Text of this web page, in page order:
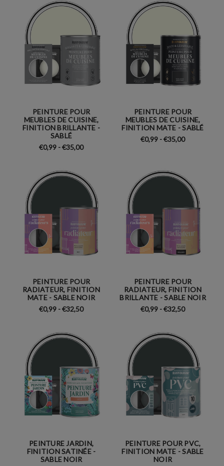
PEINTURE POUR
MEUBLES DE CUISINE,
FINITION BRILLANTE -
SABLÉ
€0,99 - €35,00
PEINTURE POUR
MEUBLES DE CUISINE,
FINITION MATE - SABLÉ
€0,99 - €35,00
PEINTURE POUR
RADIATEUR, FINITION
MATE - SABLE NOIR
€0,99 - €32,50
PEINTURE POUR
RADIATEUR, FINITION
BRILLANTE - SABLE NOIR
€0,99 - €32,50
PEINTURE JARDIN,
FINITION SATINÉE -
SABLE NOIR
PEINTURE POUR PVC,
FINITION MATE - SABLE
NOIR